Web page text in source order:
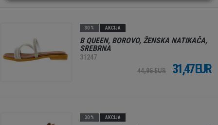
30 % AKCIJA
B QUEEN, BOROVO, ŽENSKA NATIKAČA,
SREBRNA
31247
44,95 EUR
31,47 EUR
30 % AKCIJA